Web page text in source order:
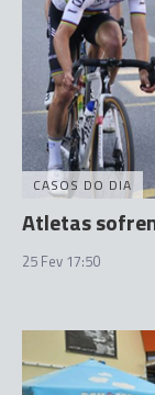
CASOS DO DIA
Atletas
25 Fev 17:50